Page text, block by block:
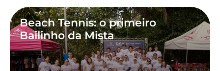
Beach Tennis: o primeiro
Bailinho da Mista